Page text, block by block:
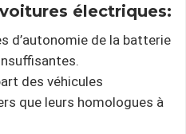
électriques:
d’autonomie de la batterie
des véhicules
que leurs homologues à